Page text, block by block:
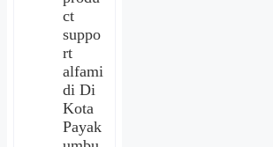
ct
suppo
rt
alfami
di Di
Kota
Payak